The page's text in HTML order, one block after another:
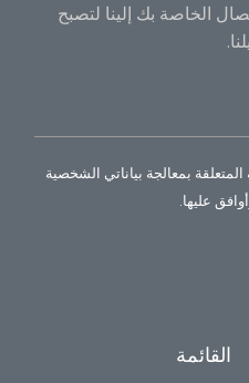
الخاصة بك إلينا لتصبح
بمعالجة بياناتي الشخصية
عليها.
القائمة